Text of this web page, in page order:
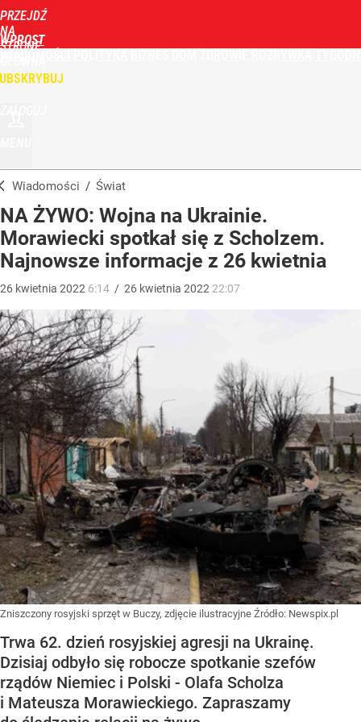
PRZEJDŹ
NA
STRONĘ
WPROST
Wiadomości / Świat
NA ŻYWO: Wojna na Ukrainie.
Morawiecki spotkał się z Scholzem.
Najnowsze informacje z 26 kwietnia
26 kwietnia 2022 6:14 / 26 kwietnia 2022 22:07
Zniszczony rosyjski sprzęt w Buczy, zdjęcie ilustracyjne Źródło: Newspix.pl
Trwa 62. dzień rosyjskiej agresji na Ukrainę.
Dzisiaj odbyło się robocze spotkanie szefów
rządów Niemiec i Polski - Olafa Scholza
i Mateusza Morawieckiego. Zapraszamy